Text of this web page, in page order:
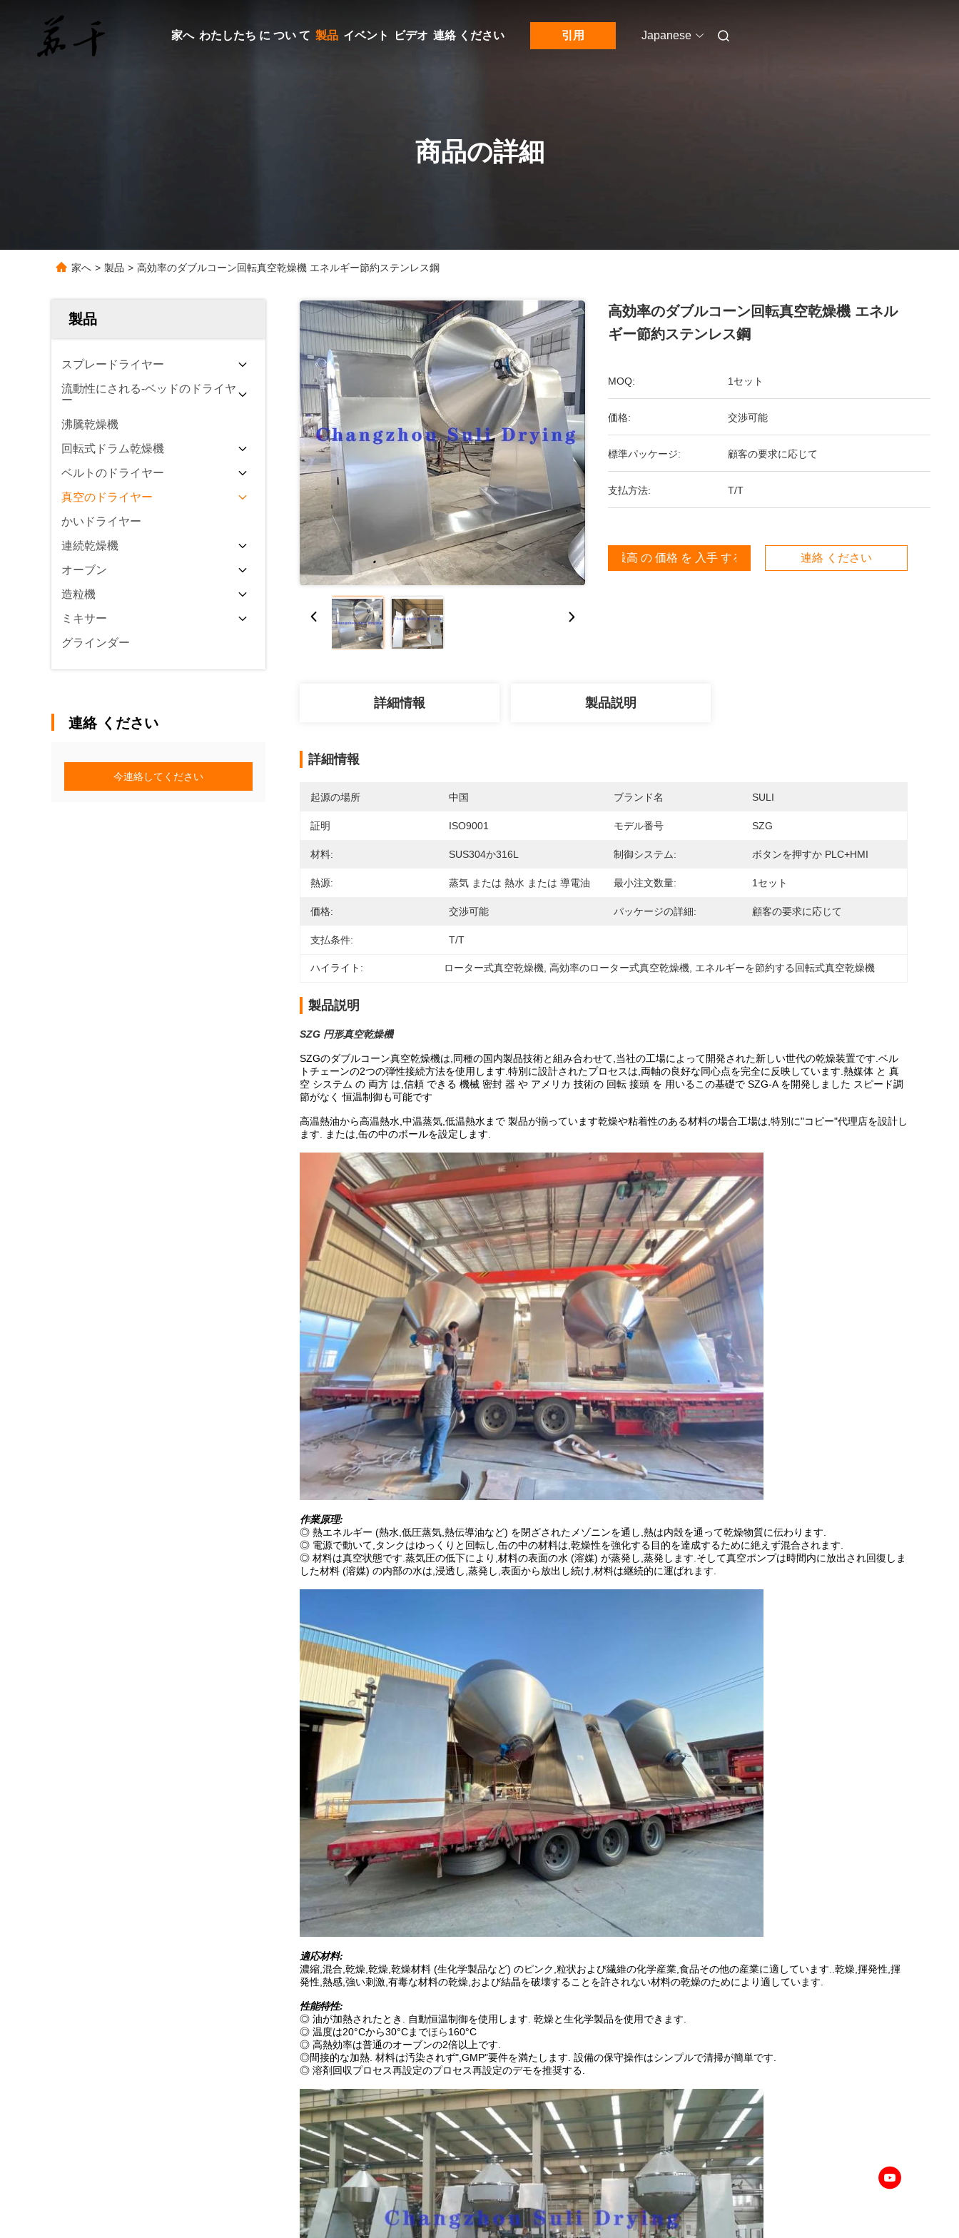
家へ わたしたち に つい て 製品 イベント ビデオ 連絡 ください 引用 Japanese
商品の詳細
家へ > 製品 > 高効率のダブルコーン回転真空乾燥機 エネルギー節約ステンレス鋼
製品
スプレードライヤー
流動性にされる-ベッドのドライヤ
ー
沸騰乾燥機
回転式ドラム乾燥機
ベルトのドライヤー
真空のドライヤー
かいドライヤー
連続乾燥機
オーブン
造粒機
ミキサー
グラインダー
連絡 ください
今連絡してください
高効率のダブルコーン回転真空乾燥機 エネル
ギー節約ステンレス鋼
MOQ: 1セット
価格: 交渉可能
標準パッケージ: 顧客の要求に応じて
支払方法: T/T
最高 の 価格 を 入手 する 連絡 ください
詳細情報 製品説明
詳細情報
起源の場所 中国 ブランド名 SULI
証明 ISO9001 モデル番号 SZG
材料: SUS304か316L 制御システム: ボタンを押すか PLC+HMI
熱源: 蒸気 または 熱水 または 導電油 最小注文数量: 1セット
価格: 交渉可能 パッケージの詳細: 顧客の要求に応じて
支払条件: T/T
ハイライト: ローター式真空乾燥機 , 高効率のローター式真空乾燥機 エネルギーを節約する回転式真空乾燥機
製品説明
SZG 円形真空乾燥機
SZGのダブルコーン真空乾燥機は,同種の国内製品技術と組み合わせて,当社の工場によって開発された新しい世代の乾燥装置です.ベル
トチェーンの2つの弾性接続方法を使用します.特別に設計されたプロセスは,両軸の良好な同心点を完全に反映しています.熱媒体 と 真
空 システム の 両方 は,信頼 できる 機械 密封 器 や アメリカ 技術の 回転 接頭 を 用いるこの基礎で SZG-A を開発しました スピード調
節がなく 恒温制御も可能です
高温熱油から高温熱水,中温蒸気,低温熱水まで 製品が揃っています乾燥や粘着性のある材料の場合工場は,特別に"コピー"代理店を設計し
ます. または,缶の中のボールを設定します.
作業原理:
◎ 熱エネルギー (熱水,低圧蒸気,熱伝導油など) を閉ざされたメゾニンを通し,熱は内殻を通って乾燥物質に伝わります.
◎ 電源で動いて,タンクはゆっくりと回転し,缶の中の材料は,乾燥性を強化する目的を達成するために絶えず混合されます.
◎ 材料は真空状態です.蒸気圧の低下により,材料の表面の水 (溶媒) が蒸発し,蒸発します.そして真空ポンプは時間内に放出され回復しま
した材料 (溶媒) の内部の水は,浸透し,蒸発し,表面から放出し続け,材料は継続的に運ばれます.
適応材料:
濃縮,混合,乾燥,乾燥,乾燥材料 (生化学製品など) のピンク,粒状および繊維の化学産業,食品その他の産業に適しています..乾燥,揮発性,揮
発性,熱感,強い刺激,有毒な材料の乾燥,および結晶を破壊することを許されない材料の乾燥のためにより適しています.
性能特性:
◎ 油が加熱されたとき. 自動恒温制御を使用します. 乾燥と生化学製品を使用できます.
◎ 温度は20°Cから30°Cまでほら160°C
◎ 高熱効率は普通のオーブンの2倍以上です.
◎間接的な加熱. 材料は汚染されず",GMP"要件を満たします. 設備の保守操作はシンプルで清掃が簡単です.
◎ 溶剤回収プロセス再設定のプロセス再設定のデモを推奨する.